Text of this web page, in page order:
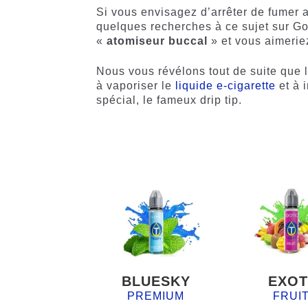
Si vous envisagez d’arrêter de fumer
quelques recherches à ce sujet sur
«atomiseur buccal » et vous
Nous vous révélons tout de suite que
à vaporiser le
liquide e-cigarette et à
spécial, le fameux drip tip.
BLUESKY
PREMIUM